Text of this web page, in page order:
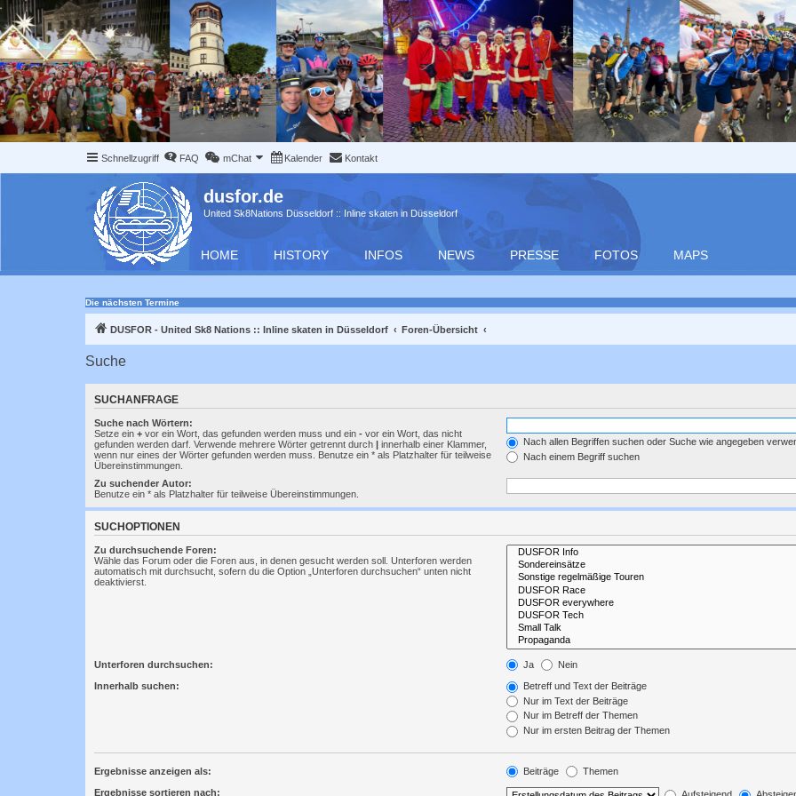
Schnellzugriff FAQ mChat Kalender Kontakt
dusfor.de
United Sk8Nations Düsseldorf :: Inline skaten in Düsseldorf
HOME HISTORY INFOS NEWS PRESSE FOTOS MAPS
Die nächsten Termine
DUSFOR - United Sk8 Nations :: Inline skaten in Düsseldorf Foren-Übersicht
Suche
SUCHANFRAGE
Suche nach Wörtern:
Setze ein + vor ein Wort, das gefunden werden muss und ein - vor ein Wort, das nicht
gefunden werden darf. Verwende mehrere Wörter getrennt durch | innerhalb einer Klammer,
wenn nur eines der Wörter gefunden werden muss. Benutze ein * als Platzhalter für teilweise
Übereinstimmungen.
Nach allen Begriffen suchen oder Suche wie angegeben
Nach einem Begriff suchen
Zu suchender Autor:
Benutze ein * als Platzhalter für teilweise Übereinstimmungen.
SUCHOPTIONEN
Zu durchsuchende Foren:
Wähle das Forum oder die Foren aus, in denen gesucht werden soll. Unterforen werden
automatisch mit durchsucht, sofern du die Option „Unterforen durchsuchen“ unten nicht
deaktivierst.
Unterforen durchsuchen: Ja Nein
Innerhalb suchen:
Betreff und Text der Beiträge
Nur im Text der Beiträge
Nur im Betreff der Themen
Nur im ersten Beitrag der Themen
Ergebnisse anzeigen als: Beiträge Themen
Ergebnisse sortieren nach: